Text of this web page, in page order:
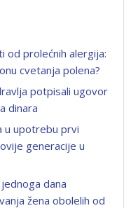
od prolećnih alergija:
cvetanja polena?
potpisali ugovor
dinara
u upotrebu prvi
generacije u
dana
žena obolelih od